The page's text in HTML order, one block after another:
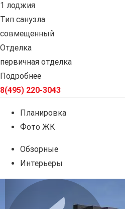
1 лоджия
Тип санузла
совмещенный
Отделка
первичная отделка
Подробнее
8(495) 220-3043
Планировка
Фото ЖК
Обзорные
Интерьеры